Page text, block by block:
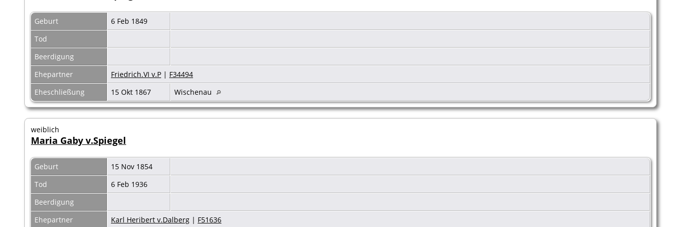
Geburt
6 Feb 1849
Tod
Beerdigung
Ehepartner
Friedrich.VI v.P | F34494
Eheschließung
15 Okt 1867 Wischenau
weiblich
Maria Gaby v.Spiegel
Geburt
15 Nov 1854
Tod
6 Feb 1936
Beerdigung
Ehepartner
Karl Heribert v.Dalberg | F51636